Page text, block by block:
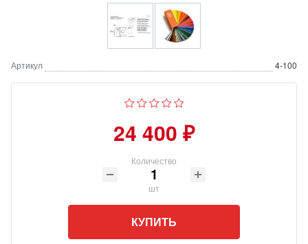
Артикул 4-100
24 400 ₽
Количество
шт
КУПИТЬ